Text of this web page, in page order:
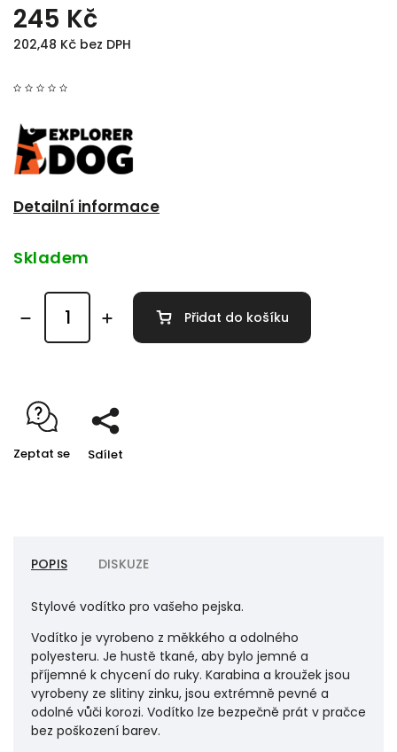
245 Kč
202,48 Kč bez DPH
Detailní informace
Skladem
Přidat do košíku
Zeptat se Sdílet
POPIS DISKUZE
Stylové vodítko pro vašeho pejska.
Vodítko je vyrobeno z měkkého a odolného
polyesteru. Je hustě tkané, aby bylo jemné a
příjemné k chycení do ruky. Karabina a kroužek jsou
vyrobeny ze slitiny zinku, jsou extrémně pevné a
odolné vůči korozi. Vodítko lze bezpečně prát v pračce
bez poškození barev.